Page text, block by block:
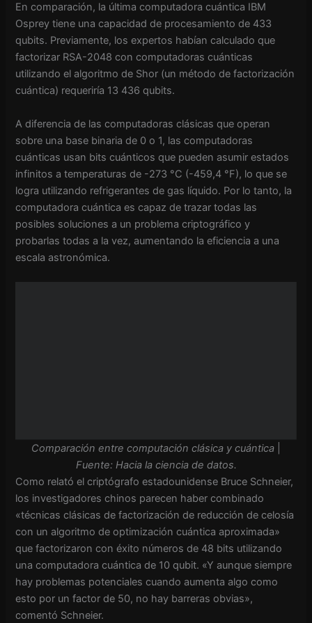
En comparación, la última computadora cuántica IBM
Osprey tiene una capacidad de procesamiento de 433
qubits. Previamente, los expertos habían calculado que
factorizar RSA-2048 con computadoras cuánticas
utilizando el algoritmo de Shor (un método de factorización
cuántica) requeriría 13 436 qubits.
A diferencia de las computadoras clásicas que operan
sobre una base binaria de 0 o 1, las computadoras
cuánticas usan bits cuánticos que pueden asumir estados
infinitos a temperaturas de -273 °C (-459,4 °F), lo que se
logra utilizando refrigerantes de gas líquido. Por lo tanto, la
computadora cuántica es capaz de trazar todas las
posibles soluciones a un problema criptográfico y
probarlas todas a la vez, aumentando la eficiencia a una
escala astronómica.
Comparación entre computación clásica y cuántica
Fuente: Hacia la ciencia de datos.
Como relató el criptógrafo estadounidense Bruce Schneier,
los investigadores chinos parecen haber combinado
«técnicas clásicas de factorización de reducción de celosía
con un algoritmo de optimización cuántica aproximada»
que factorizaron con éxito números de 48 bits utilizando
una computadora cuántica de 10 qubit. «Y aunque siempre
hay problemas potenciales cuando aumenta algo como
esto por un factor de 50, no hay barreras obvias»,
comentó Schneier.